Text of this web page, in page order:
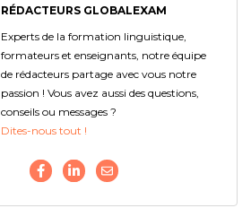
RÉDACTEURS GLOBALEXAM
Experts de la formation linguistique,
formateurs et enseignants, notre équipe
de rédacteurs partage avec vous notre
passion ! Vous avez aussi des questions,
conseils ou messages ?
Dites-nous tout !